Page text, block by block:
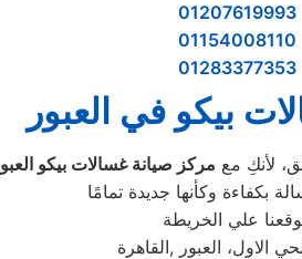
01207619993
01154008110
01283377353
بيكو في العبور
لأنكِ مع مركز صيانة غسالات بيكو
علي الخريطة
الاول، العبور ,القاهرة